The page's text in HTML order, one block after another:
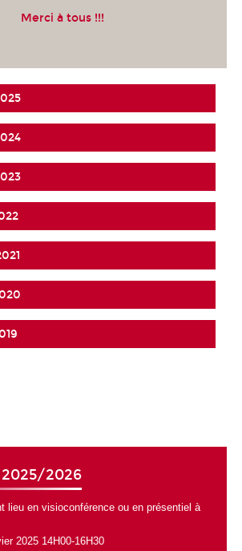
Merci à tous !!!
2026
lieu en visioconférence ou en présentiel à
2025 14H00-16H30